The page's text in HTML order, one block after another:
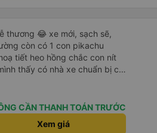
ngả. Xe ít rộng rãi hơn,
hơn nhiều so với một chuyến
tôi cũng dừng lại gần Nha
ga bằng xe buýt nhỏ. Họ
suốt chuyến đi, và có thể
thương 😂 xe mới, sạch sẽ,
còn có 1 con pikachu
tiết heo hồng chắc con nít
thấy có nhà xe chuẩn bị cả
cụ lên xe còn được nv dẫn
CẦN THANH TOÁN TRƯỚC
Xem giá